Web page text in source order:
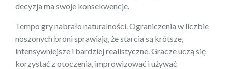
decyzja ma swoje konsekwencje.
Tempo gry nabrało naturalności. Ograniczenia w liczbie
noszonych broni sprawiają, że starcia są krótsze,
intensywniejsze i bardziej realistyczne. Gracze uczą się
korzystać z otoczenia, improwizować i używać